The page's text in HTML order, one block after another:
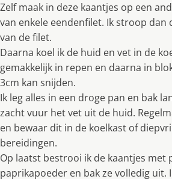
Zelf maak in deze kaantjes op een
van enkele eendenfilet. Ik stroop dan
van de filet.
Daarna koel ik de huid en vet in de
gemakkelijk in repen en daarna in
3cm kan snijden.
Ik leg alles in een droge pan en bak
zacht vuur het vet uit de huid.
en bewaar dit in de koelkast of
bereidingen.
Op laatst bestrooi ik de kaantjes met
paprikapoeder en bak ze volledig uit.